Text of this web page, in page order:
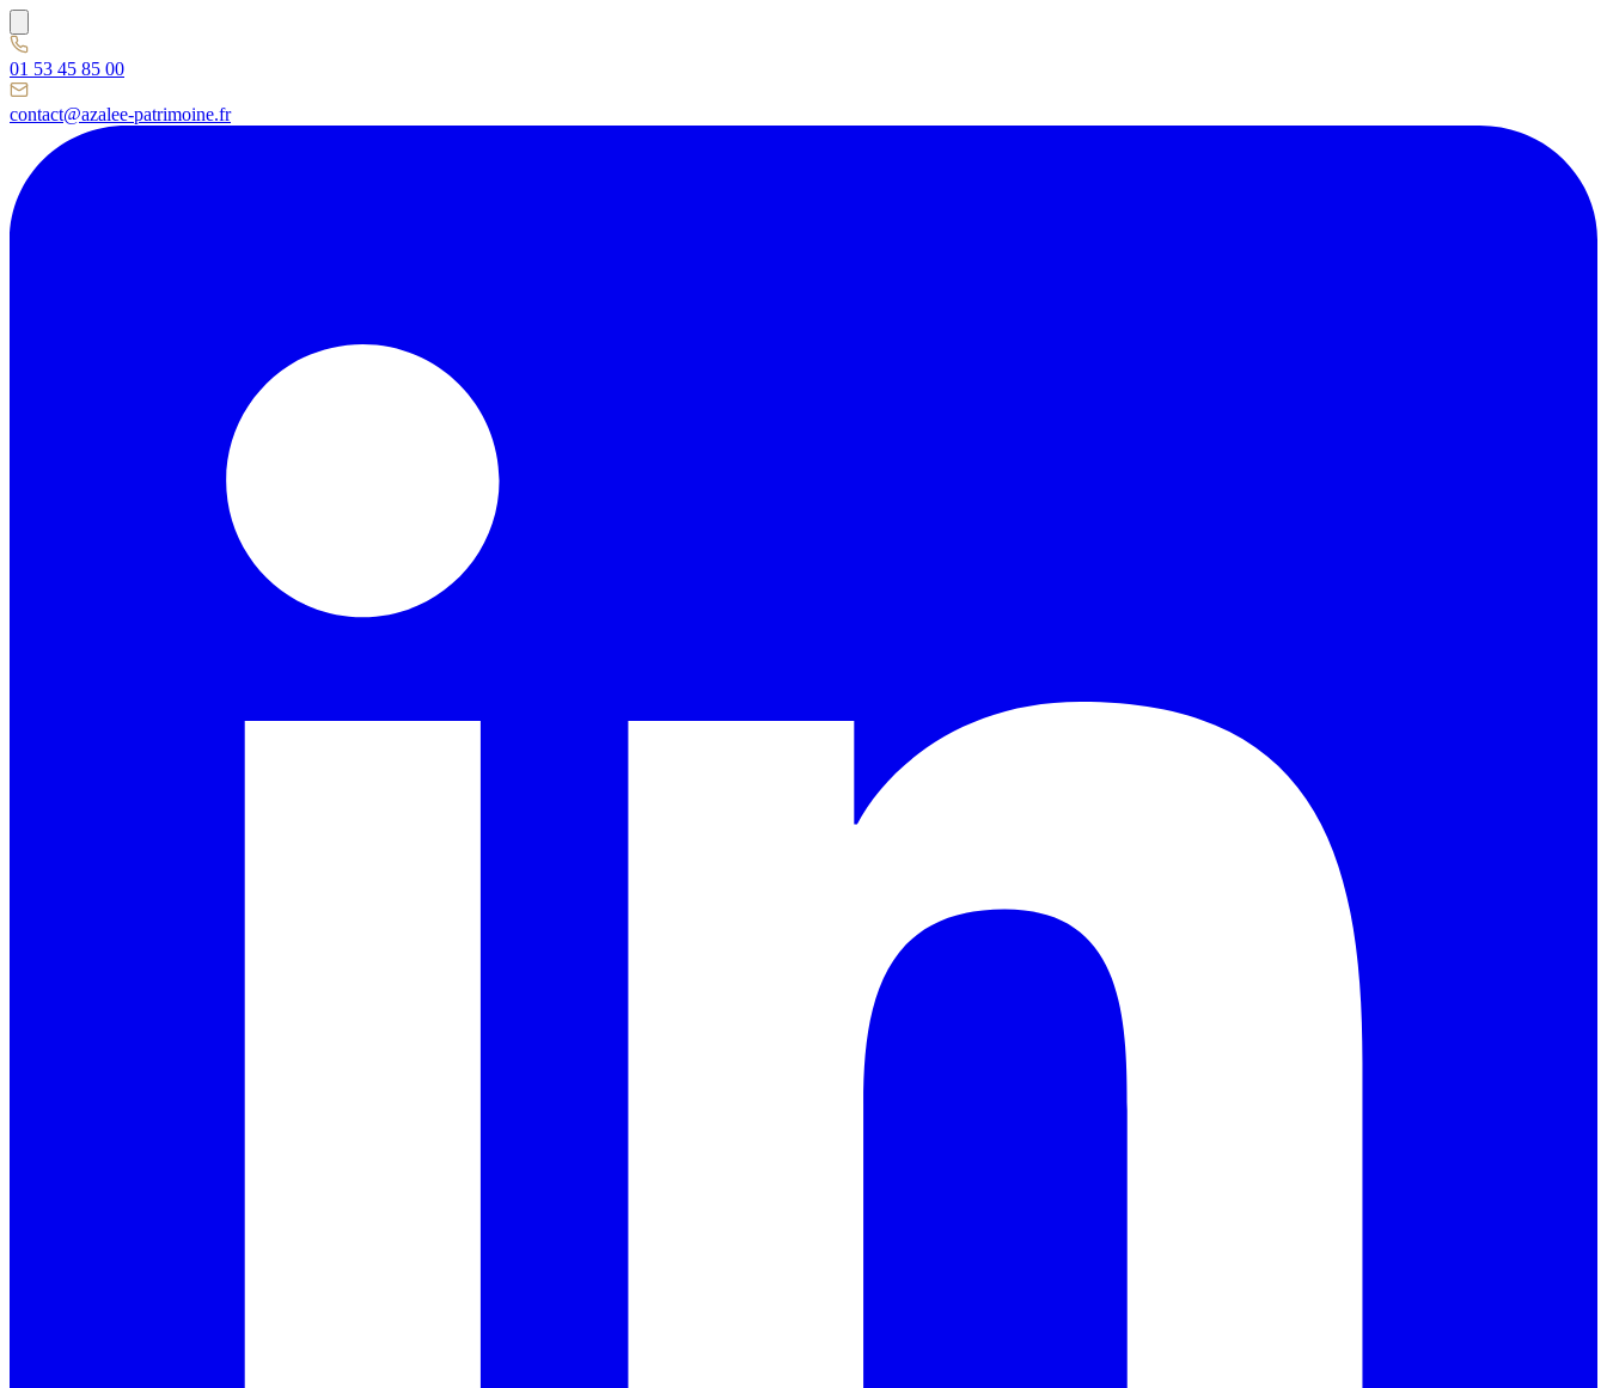
01 53 45 85 00
contact@azalee-patrimoine.fr